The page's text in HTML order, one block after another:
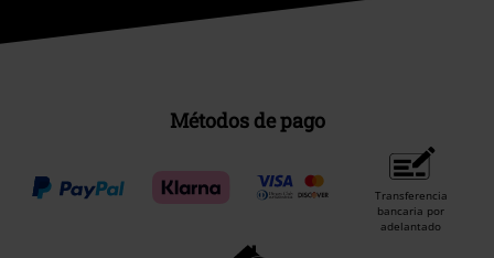
Métodos de pago
Transferencia
bancaria por
adelantado